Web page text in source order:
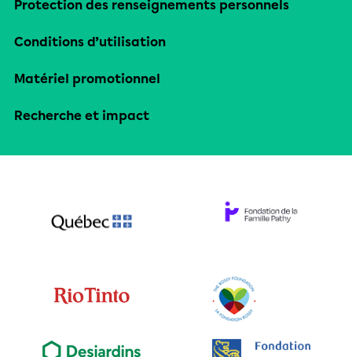
Protection des renseignements personnels
Conditions d’utilisation
Matériel promotionnel
Recherche et impact